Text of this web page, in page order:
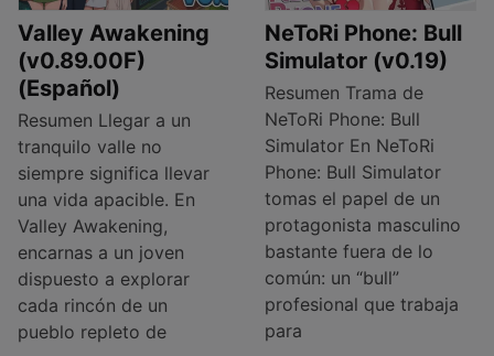
Valley Awakening
(v0.89.00F)
(Español)
Resumen Llegar a un
tranquilo valle no
siempre significa llevar
una vida apacible. En
Valley Awakening,
encarnas a un joven
dispuesto a explorar
cada rincón de un
pueblo repleto de
NeToRi Phone: Bull
Simulator (v0.19)
Resumen Trama de
NeToRi Phone: Bull
Simulator En NeToRi
Phone: Bull Simulator
tomas el papel de un
protagonista masculino
bastante fuera de lo
común: un “bull”
profesional que trabaja
para